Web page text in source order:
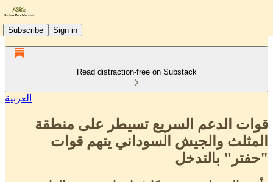
Subscribe Sign in
Read distraction-free on Substack
العربية
قوات الدعم السريع تسيطر على منطقة
المثلث والجيش السوداني يتهم قوات
"حفتر" بالتدخل